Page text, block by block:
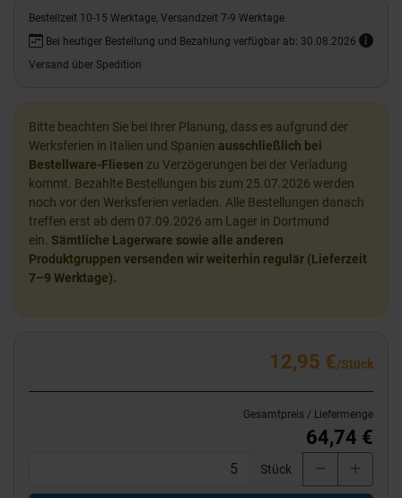
Bestellzeit 10-15 Werktage, Versandzeit 7-9 Werktage
Bei heutiger Bestellung und Bezahlung verfügbar ab: 30.08.2026
Versand über Spedition
Bitte beachten Sie bei Ihrer Planung, dass es aufgrund der
Werksferien in Italien und Spanien ausschließlich bei
Bestellware-Fliesen zu Verzögerungen bei der Verladung
kommt. Bezahlte Bestellungen bis zum 25.07.2026 werden
noch vor den Werksferien verladen. Alle Bestellungen danach
treffen erst ab dem 07.09.2026 am Lager in Dortmund
ein. Sämtliche Lagerware sowie alle anderen
Produktgruppen versenden wir weiterhin regulär (Lieferzeit
7–9 Werktage).
12,95 €/Stück
Gesamtpreis / Liefermenge
64,74 €
Stück